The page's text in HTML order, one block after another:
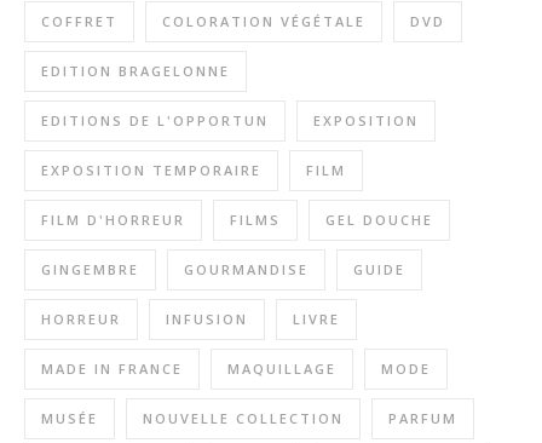
COFFRET COLORATION VÉGÉTALE DVD
EDITION BRAGELONNE
EDITIONS DE L'OPPORTUN EXPOSITION
EXPOSITION TEMPORAIRE FILM
FILM D'HORREUR FILMS GEL DOUCHE
GINGEMBRE GOURMANDISE GUIDE
HORREUR INFUSION LIVRE
MADE IN FRANCE MAQUILLAGE MODE
MUSÉE NOUVELLE COLLECTION PARFUM